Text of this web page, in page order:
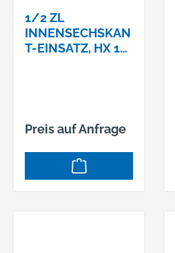
1/2 ZL
INNENSECHSKAN
T-EINSATZ, HX 10
Preis auf Anfrage